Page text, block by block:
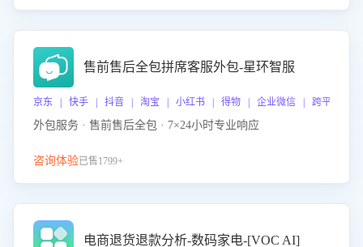
售前售后全包拼席客服外包-星环智服
京东 | 快手 | 抖音 | 淘宝 | 小红书 | 得物 | 企业微信 | 跨平台
外包服务 · 售前售后全包 · 7×24小时专业响应
咨询体验已售1799+
电商退货退款分析-数码家电-[VOC AI]